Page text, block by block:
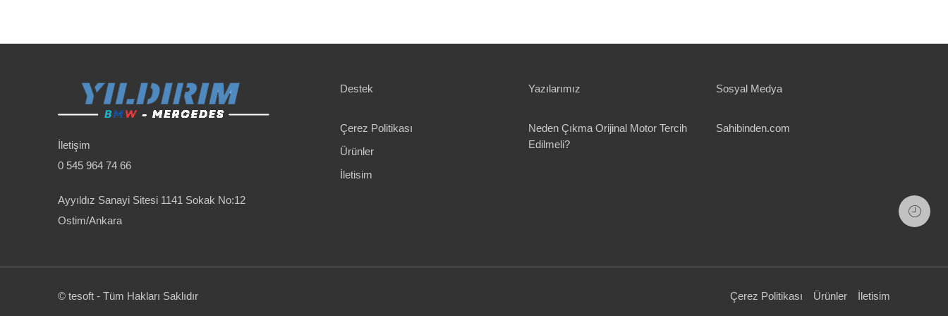
İletişim
0 545 964 74 66
Ayyıldız Sanayi Sitesi 1141 Sokak No:12
Ostim/Ankara
Destek
Çerez Politikası
Ürünler
İletisim
Yazılarımız
Neden Çıkma Orijinal Motor Tercih
Edilmeli?
Sosyal Medya
Sahibinden.com
© tesoft - Tüm Hakları Saklıdır Çerez Politikası Ürünler İletisim